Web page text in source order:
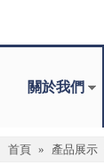
關於我們
首頁 » 產品展示